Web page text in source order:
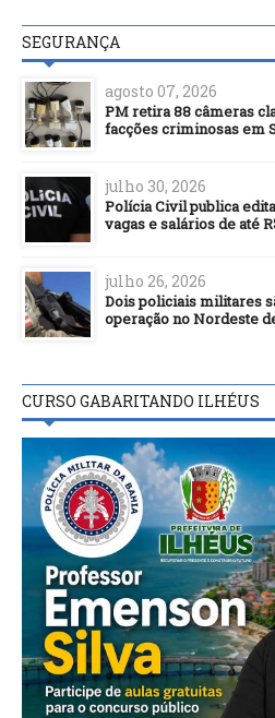
SEGURANÇA
agosto 07, 2026
PM retira 88 câmeras
facções criminosas em
julho 30, 2026
Polícia Civil publica
vagas e salários de até
julho 26, 2026
Dois policiais militares
operação no Nordeste
CURSO GABARITANDO ILHÉUS